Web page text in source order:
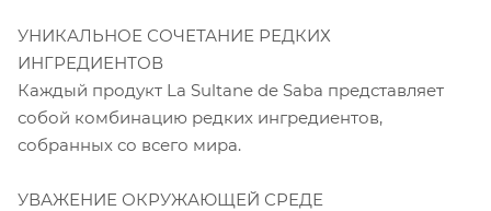
УНИКАЛЬНОЕ СОЧЕТАНИЕ РЕДКИХ
ИНГРЕДИЕНТОВ
Каждый продукт La Sultane de Saba представляет
собой комбинацию редких ингредиентов,
собранных со всего мира.
УВАЖЕНИЕ ОКРУЖАЮЩЕЙ СРЕДЕ